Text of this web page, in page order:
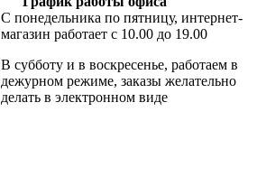
С понедельника по пятницу, интернет-
магазин работает с 10.00 до 19.00
В субботу и в воскресенье, работаем в
дежурном режиме, заказы желательно
делать в электронном виде